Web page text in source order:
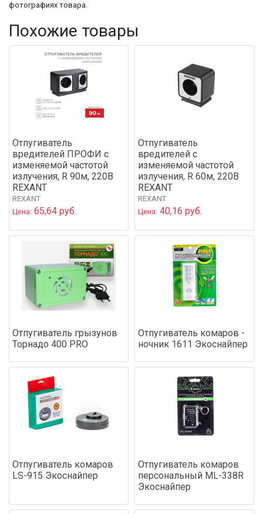
фотографиях товара.
Похожие товары
Отпугиватель
вредителей ПРОФИ с
изменяемой частотой
излучения, R 90м, 220В
REXANT
REXANT
Цена: 65,64 руб.
Отпугиватель
вредителей с
изменяемой частотой
излучения, R 60м, 220В
REXANT
REXANT
Цена: 40,16 руб.
Отпугиватель грызунов
Торнадо 400 PRO
Отпугиватель комаров -
ночник 1611 Экоснайпер
Отпугиватель комаров
LS-915 Экоснайпер
Отпугиватель комаров
персональный ML-338R
Экоснайпер